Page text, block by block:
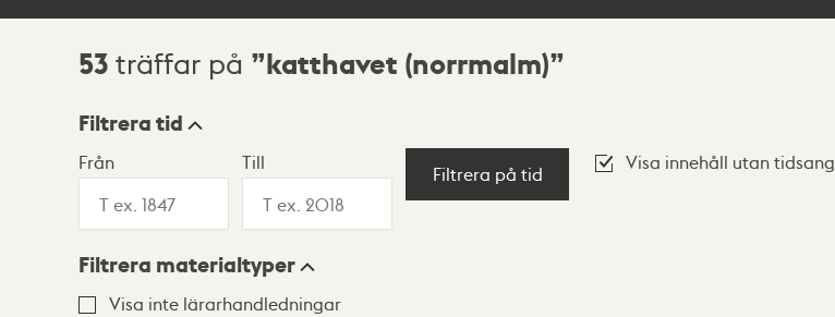
Sökresultat
53 träffar på katthavet (norrmalm)
Visningsläge
Lista Karta
Filtrera tid
Från Till
Filtrera på tid
Visa innehåll utan
Filtrera materialtyper
Visa inte lärarhandledningar